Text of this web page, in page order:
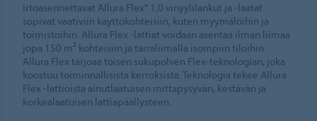
Irtoasennettavat Allura Flex" 1,0 vinyylilankut ja -laatat
sopivat vaativiin käyttökohteisiin, kuten myymälöihin ja
toimistoihin. Allura Flex -lattiat voidaan asentaa ilman liimaa
jopa 150 m² kohteisiin ja tarraliimalla isompiin tiloihin.
Allura Flex tarjoaa toisen sukupolven Flex-teknologian, joka
koostuu toiminnallisista kerroksista. Teknologia tekee Allura
Flex -lattioista ainutlaatuisen mittapysyvän, kestävän ja
korkealaatuisen lattiapäällysteen.